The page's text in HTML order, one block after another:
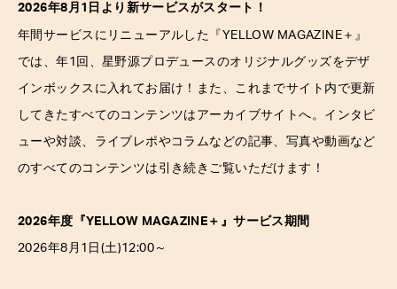
2026年8月1日より新サービスがスタート！
年間サービスにリニューアルした『YELLOW MAGAZINE ＋ 』
では、年1回、星野源プロデュースのオリジナルグッズをデザ
インボックスに入れてお届け！また、これまでサイト内で更新
してきたすべてのコンテンツはアーカイブサイトへ。インタビ
ューや対談、ライブレポやコラムなどの記事、写真や動画など
のすべてのコンテンツは引き続きご覧いただけます！
2026年度『YELLOW MAGAZINE ＋ 』サービス期間
2026年8月1日(土)12:00～